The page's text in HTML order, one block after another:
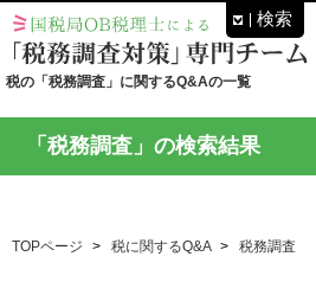
税の「税務調査」に関するQ&Aの一覧
「税務調査」の検索結果
TOPページ 税に関するQ&A 税務調査
検索